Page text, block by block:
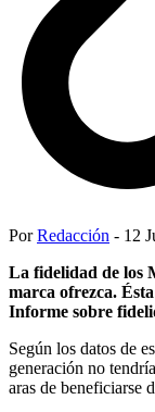
PorRedacción - 12
La fidelidad de los
marca ofrezca.
Informe sobre
Según los datos de
generación no
aras de beneficiarse